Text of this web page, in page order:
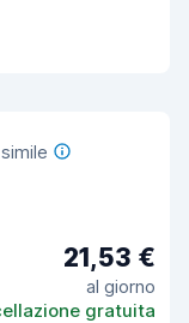
21,53 €
al giorno
gratuita